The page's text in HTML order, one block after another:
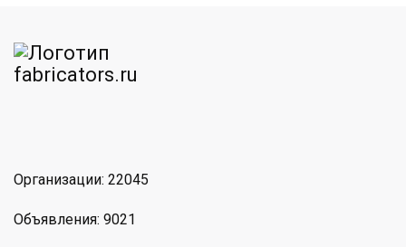
Организации: 22045
Объявления: 9021